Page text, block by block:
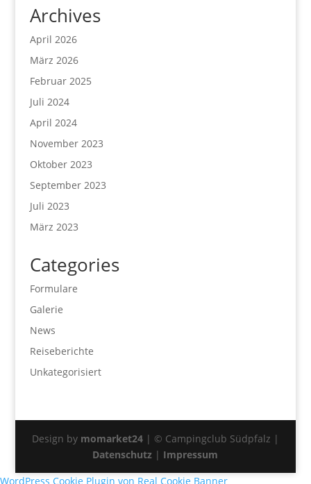
Archives
April 2026
März 2026
Februar 2025
Juli 2024
April 2024
November 2023
Oktober 2023
September 2023
Juli 2023
März 2023
Categories
Formulare
Galerie
News
Reiseberichte
Unkategorisiert
Design by momarket24| © Campingclub Südpfalz |
Datenschutz | Impressum
WordPress Cookie Plugin von Real Cookie Banner